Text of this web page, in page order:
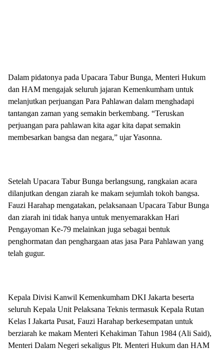
Dalam pidatonya pada Upacara Tabur Bunga, Menteri Hukum
dan HAM mengajak seluruh jajaran Kemenkumham untuk
melanjutkan perjuangan Para Pahlawan dalam menghadapi
tantangan zaman yang semakin berkembang. “Teruskan
perjuangan para pahlawan kita agar kita dapat semakin
membesarkan bangsa dan negara,” ujar Yasonna.
Setelah Upacara Tabur Bunga berlangsung, rangkaian acara
dilanjutkan dengan ziarah ke makam sejumlah tokoh bangsa.
Fauzi Harahap mengatakan, pelaksanaan Upacara Tabur Bunga
dan ziarah ini tidak hanya untuk menyemarakkan Hari
Pengayoman Ke-79 melainkan juga sebagai bentuk
penghormatan dan penghargaan atas jasa Para Pahlawan yang
telah gugur.
Kepala Divisi Kanwil Kemenkumham DKI Jakarta beserta
seluruh Kepala Unit Pelaksana Teknis termasuk Kepala Rutan
Kelas I Jakarta Pusat, Fauzi Harahap berkesempatan untuk
berziarah ke makam Menteri Kehakiman Tahun 1984 (Ali Said),
Menteri Dalam Negeri sekaligus Plt. Menteri Hukum dan HAM